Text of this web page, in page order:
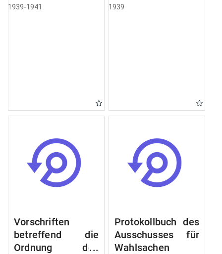
Arbeiter des
1939-1941
Beamten u.
Raczyński! Schen
Bibliothek).
1939
Vorschriften
betreffend die
Ordnung des
Protokollbuch des
Ausschusses für
Wahlsachen